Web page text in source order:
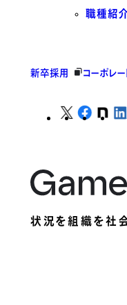
職種紹
新卒採用 コーポレー
状況を組織を社